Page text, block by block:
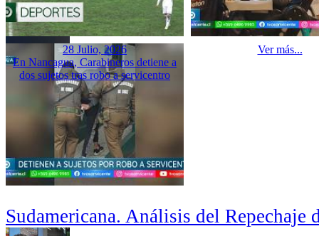
28 Julio, 2026
En Nancagua, Carabineros detiene a
dos sujetos tras robo a servicentro
Ver más...
Sudamericana. Análisis del Repechaje